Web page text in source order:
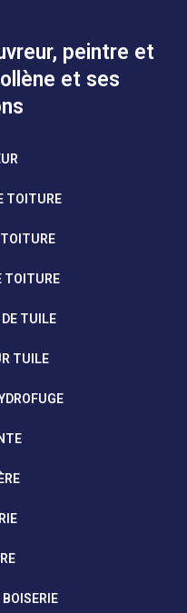
peintre et
et ses
TOITURE
TOITURE
TUILE
TUILE